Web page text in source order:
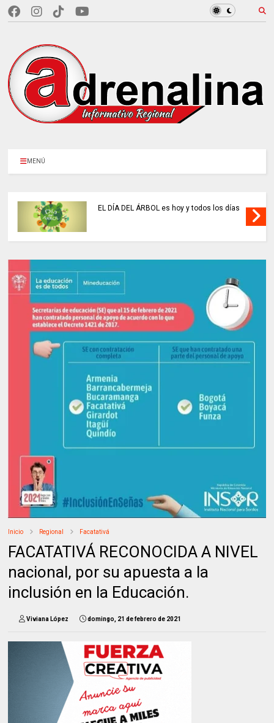
MENÚ
EL DÍA DEL ÁRBOL es hoy y todos los días
Inicio Regional Facatativá
FACATATIVÁ RECONOCIDA A NIVEL
nacional, por su apuesta a la
inclusión en la Educación.
Viviana López domingo, 21 de febrero de 2021